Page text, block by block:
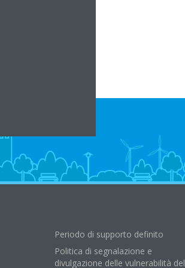
Periodo di supporto definito
Politica di segnalazione e
divulgazione delle vulnerabilità del